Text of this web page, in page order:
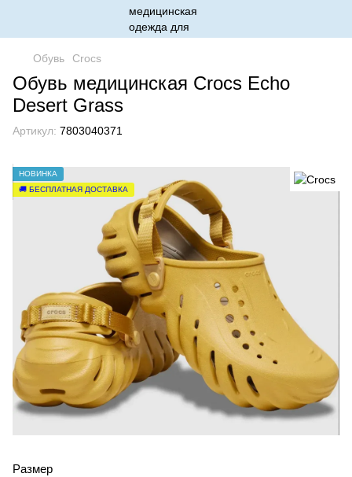
Обувь Crocs
Обувь медицинская Crocs Echo
Desert Grass
Артикул: 7803040371
НОВИНКА
🚚 БЕСПЛАТНАЯ ДОСТАВКА
Размер